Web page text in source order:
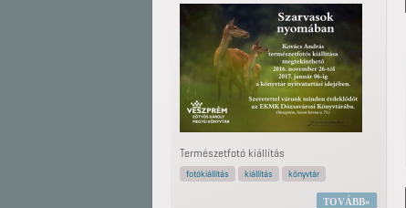
Természetfotó kiállítás
fotókiállítás kiállítás könyvtár
TOVÁBB